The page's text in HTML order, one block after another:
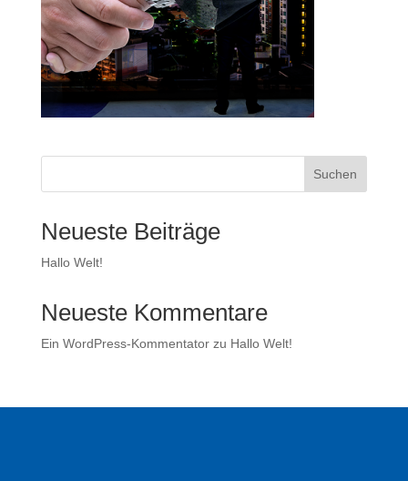
Suchen
Neueste Beiträge
Hallo Welt!
Neueste Kommentare
Ein WordPress-Kommentatorzu Hallo Welt!